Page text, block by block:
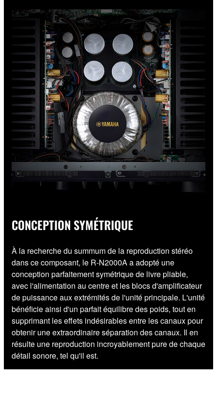
CONCEPTION SYMÉTRIQUE
À la recherche du summum de la reproduction stéréo
dans ce composant, le R-N2000A a adopté une
conception parfaitement symétrique de livre pliable,
avec l'alimentation au centre et les blocs d'amplificateur
de puissance aux extrémités de l'unité principale. L'unité
bénéficie ainsi d'un parfait équilibre des poids, tout en
supprimant les effets indésirables entre les canaux pour
obtenir une extraordinaire séparation des canaux. Il en
résulte une reproduction incroyablement pure de chaque
détail sonore, tel qu'il est.